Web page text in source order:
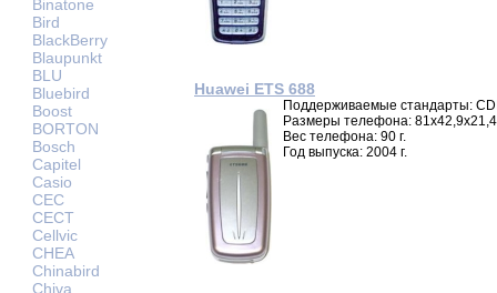
Binatone
Bird
BlackBerry
Blaupunkt
BLU
Bluebird
Boost
BORTON
Bosch
Capitel
Casio
CEC
CECT
Cellvic
CHEA
Chinabird
Chiva
Huawei ETS 688
Поддерживаемые стандарты:
Размеры телефона:
Вес телефона: 90 г.
Год выпуска: 2004 г.